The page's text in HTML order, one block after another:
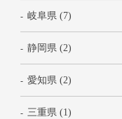
岐阜県 (7)
静岡県 (2)
愛知県 (2)
三重県 (1)